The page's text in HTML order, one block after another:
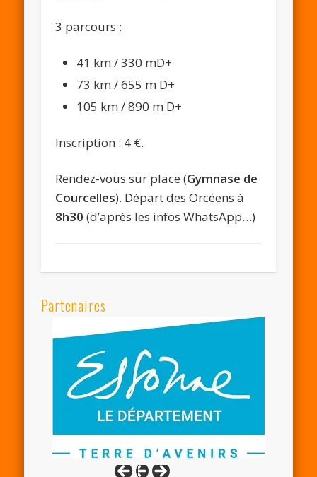
3 parcours :
41 km / 330 mD+
73 km / 655 m D+
105 km / 890 m D+
Inscription : 4 €.
Rendez-vous sur place (Gymnase de
Courcelles). Départ des Orcéens à
8h30 (d’après les infos WhatsApp…)
Partenaires